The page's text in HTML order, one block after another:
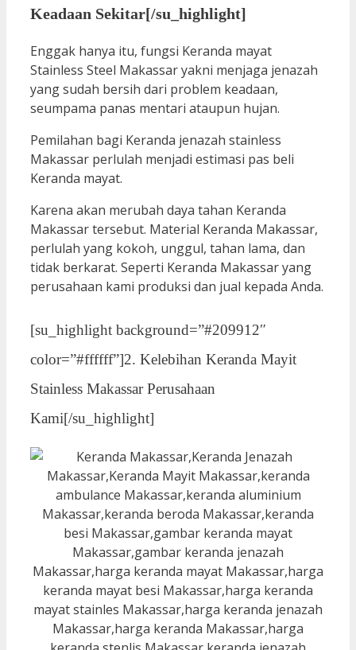
Keadaan Sekitar[/su_highlight]
Enggak hanya itu, fungsi Keranda mayat
Stainless Steel Makassar yakni menjaga jenazah
yang sudah bersih dari problem keadaan,
seumpama panas mentari ataupun hujan.
Pemilahan bagi Keranda jenazah stainless
Makassar perlulah menjadi estimasi pas beli
Keranda mayat.
Karena akan merubah daya tahan Keranda
Makassar tersebut. Material Keranda Makassar,
perlulah yang kokoh, unggul, tahan lama, dan
tidak berkarat. Seperti Keranda Makassar yang
perusahaan kami produksi dan jual kepada Anda.
[su_highlight background=”#209912″
color=”#ffffff”]2. Kelebihan Keranda Mayit
Stainless Makassar Perusahaan
Kami[/su_highlight]